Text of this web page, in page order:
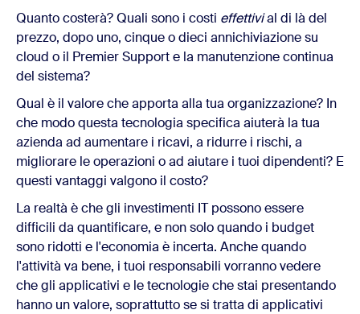
Quanto costerà? Quali sono i costi effettivial di là del
prezzo, dopo uno, cinque o dieci annichiviazione su
cloud o il Premier Support e la manutenzione continua
del sistema?
Qual è il valore che apporta alla tua organizzazione? In
che modo questa tecnologia specifica aiuterà la tua
azienda ad aumentare i ricavi, a ridurre i rischi, a
migliorare le operazioni o ad aiutare i tuoi dipendenti? E
questi vantaggi valgono il costo?
La realtà è che gli investimenti IT possono essere
difficili da quantificare, e non solo quando i budget
sono ridotti e l'economia è incerta. Anche quando
l'attività va bene, i tuoi responsabili vorranno vedere
che gli applicativi e le tecnologie che stai presentando
hanno un valore, soprattutto se si tratta di applicativi